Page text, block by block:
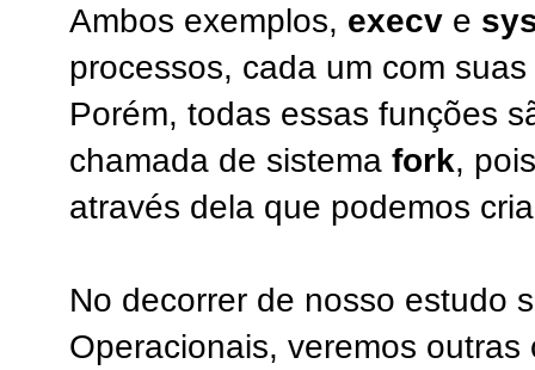
Ambos exemplos, execv e
processos, cada um com
Porém, todas essas funções
chamada de sistema fork,
através dela que podemos
No decorrer de nosso estudo
Operacionais, veremos